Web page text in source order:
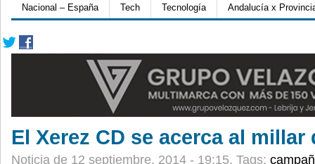
Nacional – España
Tech Tecnología Andalucía x
El Xerez CD se acerca al
Noticia de 12 septiembre, 2014 - 19:15. Tags: